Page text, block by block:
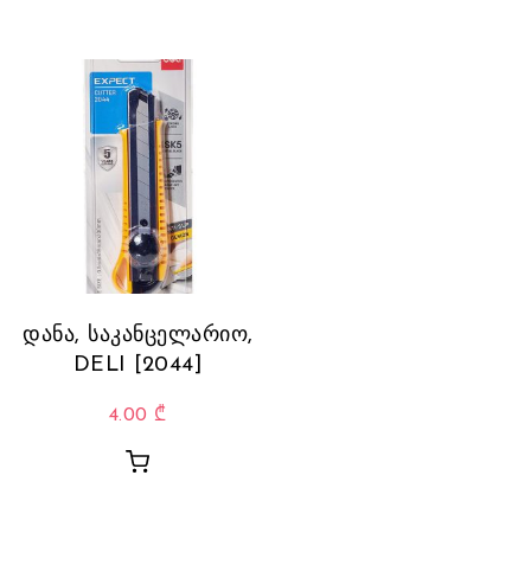
დანა, საკანცელარიო,
DELI [2044]
4.00 ₾